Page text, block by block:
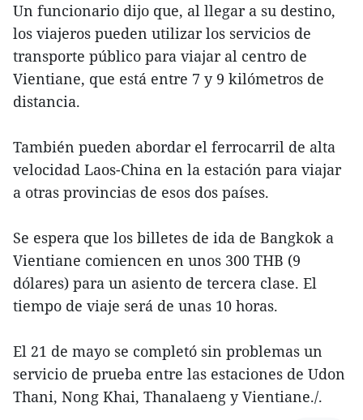
Un funcionario dijo que, al llegar a su destino,
los viajeros pueden utilizar los servicios de
transporte público para viajar al centro de
Vientiane, que está entre 7 y 9 kilómetros de
distancia.
También pueden abordar el ferrocarril de alta
velocidad Laos-China en la estación para viajar
a otras provincias de esos dos países.
Se espera que los billetes de ida de Bangkok a
Vientiane comiencen en unos 300 THB (9
dólares) para un asiento de tercera clase. El
tiempo de viaje será de unas 10 horas.
El 21 de mayo se completó sin problemas un
servicio de prueba entre las estaciones de Udon
Thani, Nong Khai, Thanalaeng y Vientiane./.